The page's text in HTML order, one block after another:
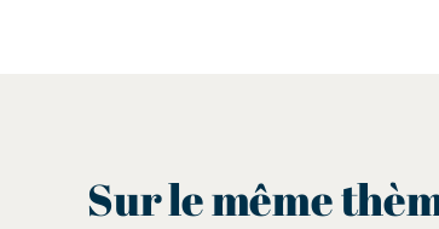
Sur le même